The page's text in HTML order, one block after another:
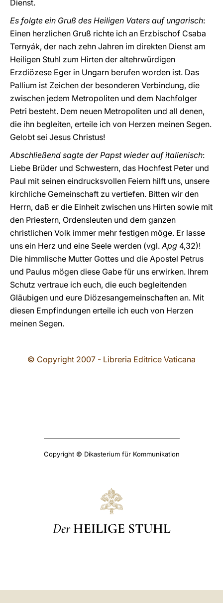
Dienst.
Es folgte ein Gruß des Heiligen Vaters auf ungarisch:
Einen herzlichen Gruß richte ich an Erzbischof Csaba
Ternyák, der nach zehn Jahren im direkten Dienst am
Heiligen Stuhl zum Hirten der altehrwürdigen
Erzdiözese Eger in Ungarn berufen worden ist. Das
Pallium ist Zeichen der besonderen Verbindung, die
zwischen jedem Metropoliten und dem Nachfolger
Petri besteht. Dem neuen Metropoliten und all denen,
die ihn begleiten, erteile ich von Herzen meinen Segen.
Gelobt sei Jesus Christus!
Abschließend sagte der Papst wieder auf italienisch:
Liebe Brüder und Schwestern, das Hochfest Peter und
Paul mit seinen eindrucksvollen Feiern hilft uns, unsere
kirchliche Gemeinschaft zu vertiefen. Bitten wir den
Herrn, daß er die Einheit zwischen uns Hirten sowie mit
den Priestern, Ordensleuten und dem ganzen
christlichen Volk immer mehr festigen möge. Er lasse
uns ein Herz und eine Seele werden (vgl.Apg 4,32)!
Die himmlische Mutter Gottes und die Apostel Petrus
und Paulus mögen diese Gabe für uns erwirken. Ihrem
Schutz vertraue ich euch, die euch begleitenden
Gläubigen und eure Diözesangemeinschaften an. Mit
diesen Empfindungen erteile ich euch von Herzen
meinen Segen.
© Copyright 2007 - Libreria Editrice Vaticana
Copyright © Dikasterium für Kommunikation
Der HEILIGE STUHL